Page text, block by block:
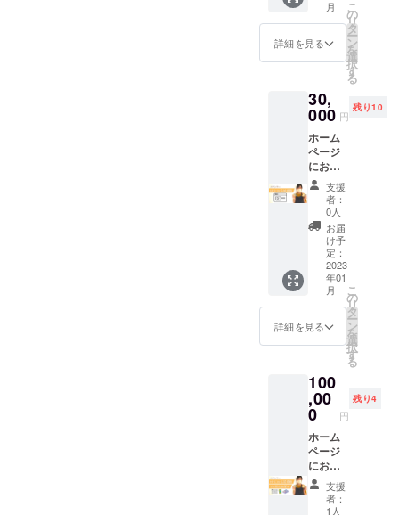
付され
たラベ
ルや注
さい。
くださ
い（取
りに来
原材料
及び添
の食品
表示は
お届け
商品の
ラベル
に表記
されま
す。 商
品開封
前には
必ずお
届けの
リター
ンに貼
意書き
をご確
認くだ
月
詳細を見る
こ
の
リ
タ
ー
ン
を
選
択
す
る
30,
000 円
残り10
ホーム
ページ
にお名
前掲載
ホーム
ページ
に1年間
（2023
年1月1
日〜12
月31
日）お
名前掲
載しま
す。 お
お願い
しま
す。 掲
載する
お名前
を備考
欄に記
入くだ
さい。
支援
者：
0人
お届
け予
定：
2023
年01
月
詳細を見る
こ
の
リ
タ
ー
ン
を
選
択
す
る
100
,00
0 円
残り4
ホーム
ページ
にお名
前掲載
＋広告
配布
支援
者：
1人